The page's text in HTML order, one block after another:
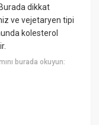
dikkat
ve vejetaryen tipi
kolesterol
burada okuyun: